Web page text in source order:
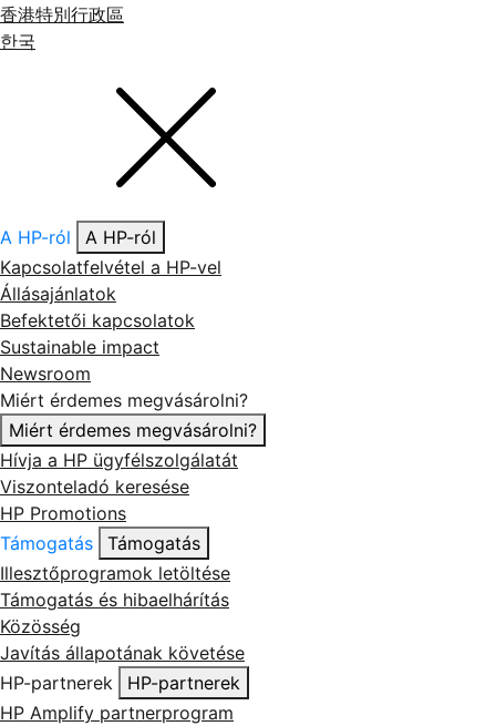
香港特別行政區
한국
A HP-ról
A HP-ról
Kapcsolatfelvétel a HP-vel
Állásajánlatok
Befektetői kapcsolatok
Sustainable impact
Newsroom
Miért érdemes megvásárolni?
Miért érdemes megvásárolni?
Hívja a HP ügyfélszolgálatát
Viszonteladó keresése
HP Promotions
Támogatás
Támogatás
Illesztőprogramok letöltése
Támogatás és hibaelhárítás
Közösség
Javítás állapotának követése
HP-partnerek
HP-partnerek
HP Amplify partnerprogram